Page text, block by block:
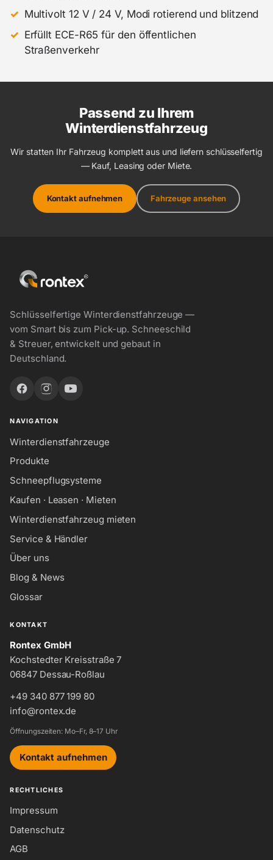
Multivolt 12 V / 24 V, Modi rotierend und blitzend
Erfüllt ECE-R65 für den öffentlichen
Straßenverkehr
Passend zu Ihrem
Winterdienstfahrzeug
Wir statten Ihr Fahrzeug komplett aus und liefern schlüsselfertig
— Kauf, Leasing oder Miete.
Kontakt aufnehmen Fahrzeuge ansehen
Schlüsselfertige Winterdienstfahrzeuge —
vom Smart bis zum Pick-up. Schneeschild
& Streuer, entwickelt und gebaut in
Deutschland.
NAVIGATION
Winterdienstfahrzeuge
Produkte
Schneepflugsysteme
Kaufen · Leasen · Mieten
Winterdienstfahrzeug mieten
Service & Händler
Über uns
Blog & News
Glossar
KONTAKT
Rontex GmbH
Kochstedter Kreisstraße 7
06847 Dessau-Roßlau
+49 340 877 199 80
info@rontex.de
Öffnungszeiten: Mo–Fr, 8–17 Uhr
Kontakt aufnehmen
RECHTLICHES
Impressum
Datenschutz
AGB